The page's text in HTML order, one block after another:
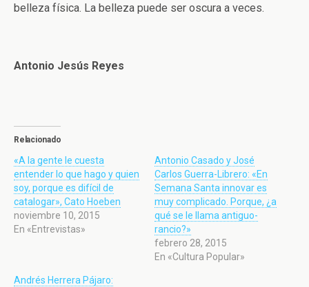
belleza física. La belleza puede ser oscura a veces.
Antonio Jesús Reyes
Relacionado
«A la gente le cuesta
entender lo que hago y quien
soy, porque es difícil de
catalogar», Cato Hoeben
noviembre 10, 2015
En «Entrevistas»
Antonio Casado y José
Carlos Guerra-Librero: «En
Semana Santa innovar es
muy complicado. Porque, ¿a
qué se le llama antiguo-
rancio?»
febrero 28, 2015
En «Cultura Popular»
Andrés Herrera Pájaro: